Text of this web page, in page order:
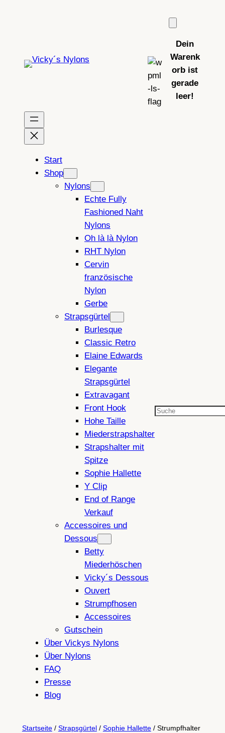
Dein
Warenk
orb ist
gerade
leer!
Start
Shop
Nylons
Echte Fully
Fashioned Naht
Nylons
Oh là là Nylon
RHT Nylon
Cervin
französische
Nylon
Gerbe
Strapsgürtel
Burlesque
Classic Retro
Elaine Edwards
Elegante
Strapsgürtel
Extravagant
Front Hook
Hohe Taille
Miederstrapshalter
Strapshalter mit
Spitze
Sophie Hallette
Y Clip
End of Range
Verkauf
Accessoires und
Dessous
Betty
Miederhöschen
Vicky´s Dessous
Ouvert
Strumpfhosen
Accessoires
Gutschein
Über Vickys Nylons
Über Nylons
FAQ
Presse
Blog
Suchen
Startseite/ Strapsgürtel/ Sophie Hallette/ Strumpfhalter